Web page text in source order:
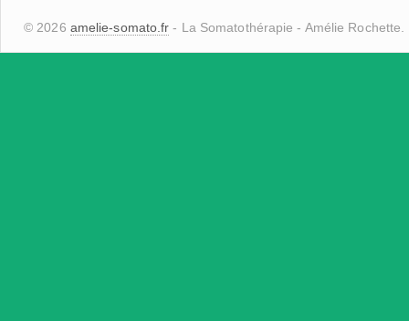
© 2026 amelie-somato.fr - La Somatothérapie - Amélie Rochette.